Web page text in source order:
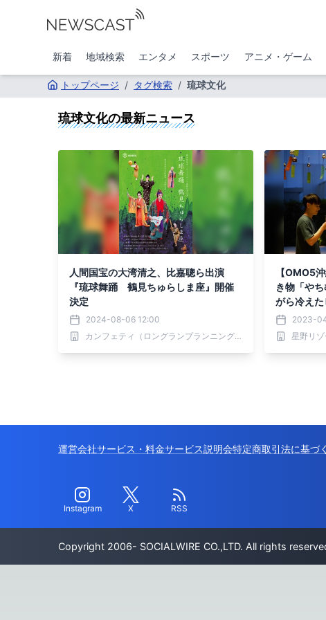
新着 地域検索 エンタメ スポーツ アニメ・ゲーム
トップページ / タグ検索 / 琉球文化
琉球文化の最新ニュース
人間国宝の大湾清之、比嘉聰ら出演
『琉球舞踊 鶴見ちゅらしま座』開催
決定
2024-08-06 12:00
カンフェティ（ロングランプランニング株式会社）
【OMO5
き物「や
がら冷えた
アベース
6月1日〜8
2023-
星野リゾ
運営会社サービス・料金サービス説明会特定商取引法に基づ
Instagram X RSS
Copyright 2006- SOCIALWIRE CO.,LTD. All rights